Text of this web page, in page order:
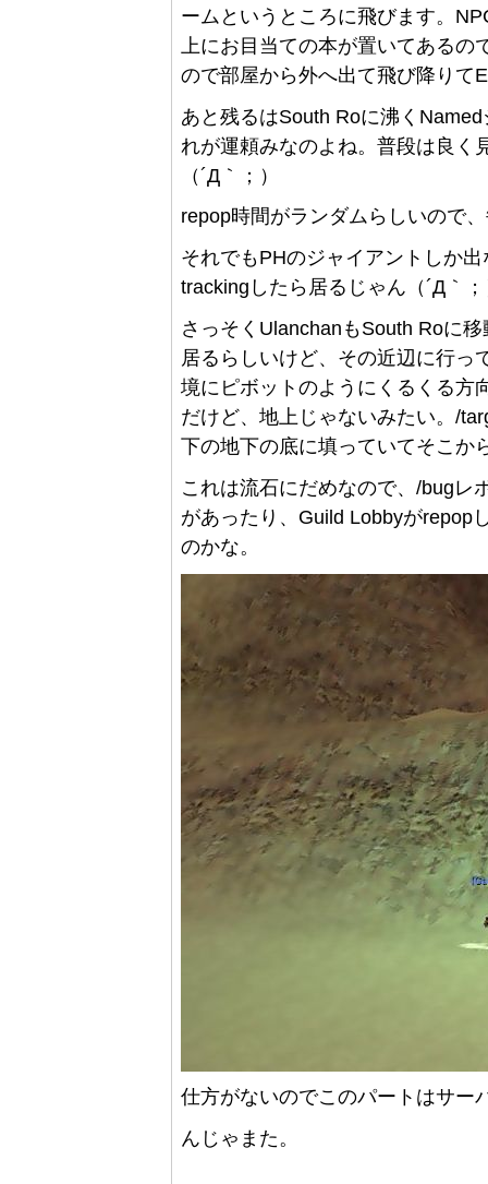
ームというところに飛びます。
上にお目当ての本が置いてある
ので部屋から外へ出て飛び降りて
あと残るはSouth Roに沸く
れが運頼みなのよね。普段は良く
（´Д｀；）
repop時間がランダムらしいので
それでもPHのジャイアントしか
trackingしたら居るじゃん（´Д｀
さっそくUlanchanもSouth Roに
居るらしいけど、その近辺に行っ
境にピボットのようにくるくる方
だけど、地上じゃないみたい。/
下の地下の底に填っていてそこか
これは流石にだめなので、/bugレ
があったり、Guild Lobbyがrepop
のかな。
仕方がないのでこのパートはサー
んじゃまた。